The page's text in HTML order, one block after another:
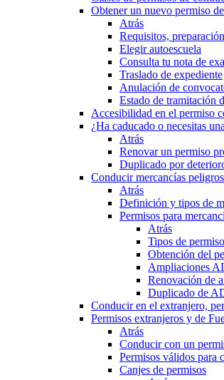
Obtener un nuevo permiso
Atrás
Requisitos,
Elegir autoescuela
Consulta tu nota de
Traslado de expediente
Anulación de
Estado de tramitación
Accesibilidad en el permiso
¿Ha caducado o necesitas
Atrás
Renovar un permiso
Duplicado por
Conducir mercancías
Atrás
Definición y tipos de
Permisos para
Atrás
Tipos de
Obtención del
Ampliaciones
Renovación de
Duplicado de
Conducir en el extranjero,
Permisos extranjeros y de
Atrás
Conducir con un
Permisos válidos para
Canjes de permisos